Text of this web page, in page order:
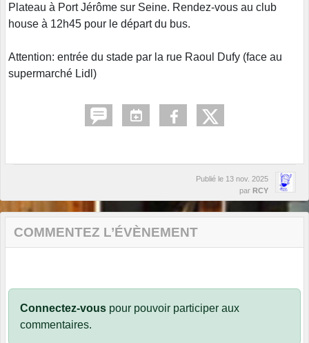
Plateau à Port Jérôme sur Seine. Rendez-vous au club
house à 12h45 pour le départ du bus.
Attention: entrée du stade par la rue Raoul Dufy (face au
supermarché Lidl)
Publié le 13 nov. 2025
par RCY
COMMENTEZ L’ÉVÈNEMENT
Connectez-vous pour pouvoir participer aux
commentaires.